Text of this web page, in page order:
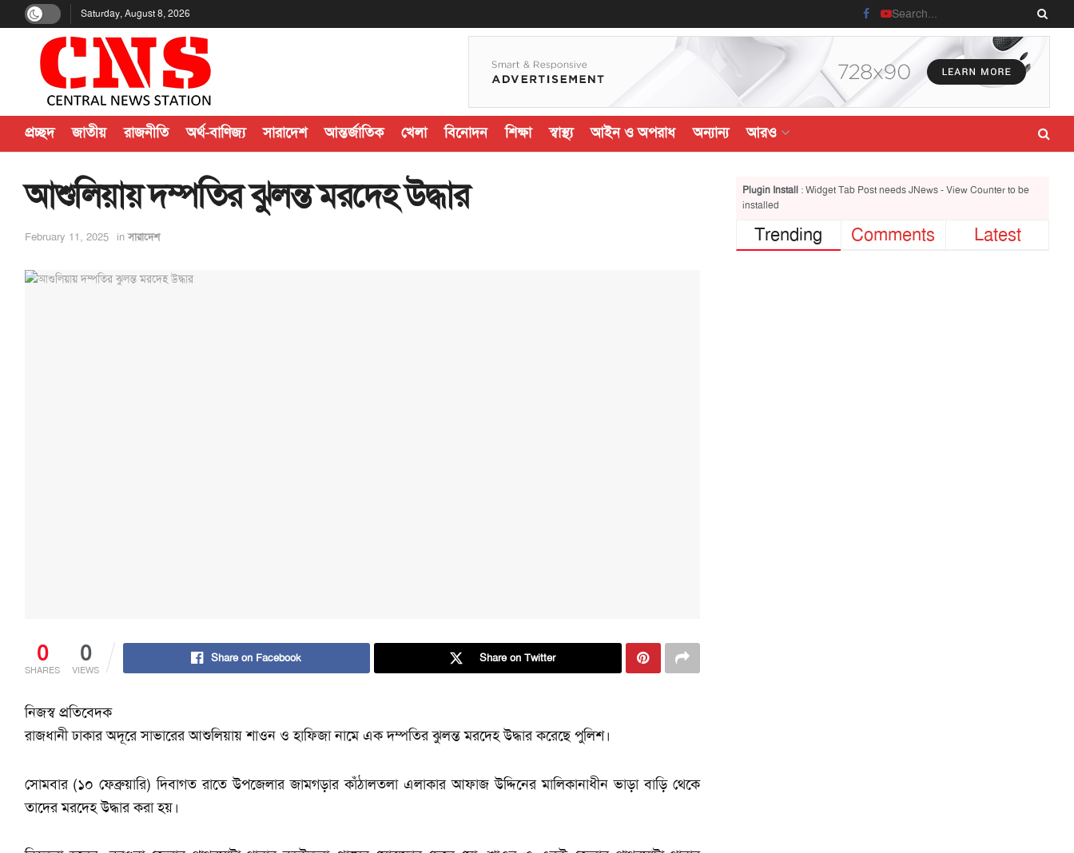
Saturday, August 8, 2026
প্রচ্ছদ জাতীয় রাজনীতি অর্থ-বাণিজ্য সারাদেশ আন্তর্জাতিক খেলা বিনোদন শিক্ষা স্বাস্থ্য আইন ও অপরাধ অন্যান্য আরও
আশুলিয়ায় দম্পতির ঝুলন্ত মরদেহ উদ্ধার
February 11, 2025 in সারাদেশ
0
SHARES
0
VIEWS
Share on Facebook Share on Twitter
নিজস্ব প্রতিবেদক
রাজধানী ঢাকার অদূরে সাভারের আশুলিয়ায় শাওন ও হাফিজা নামে এক দম্পতির ঝুলন্ত মরদেহ উদ্ধার করেছে পুলিশ।
সোমবার (১০ ফেব্রুয়ারি) দিবাগত রাতে উপজেলার জামগড়ার কাঁঠালতলা এলাকার আফাজ উদ্দিনের মালিকানাধীন ভাড়া বাড়ি থেকে
তাদের মরদেহ উদ্ধার করা হয়।
Plugin Install: Widget Tab Post needs JNews - View Counter to be
installed
Trending Comments Latest